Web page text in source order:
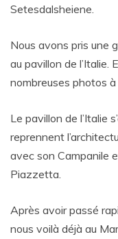
Setesdalsheiene.
Nous avons pris une
au pavillon de l’Italie.
nombreuses photos
Le pavillon de l’Italie
reprennent
avec son Campanile
Piazzetta.
Après avoir passé
nous voilà déjà au